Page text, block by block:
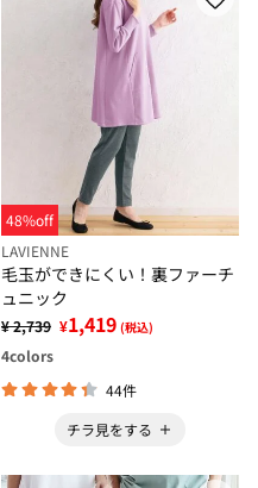
48%off
LAVIENNE
毛玉ができにくい！裏ファーチ
ュニック
¥ 2,739 ¥1,419 (税込)
4colors
44件
チラ見をする